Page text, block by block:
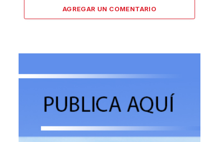
AGREGAR UN COMENTARIO